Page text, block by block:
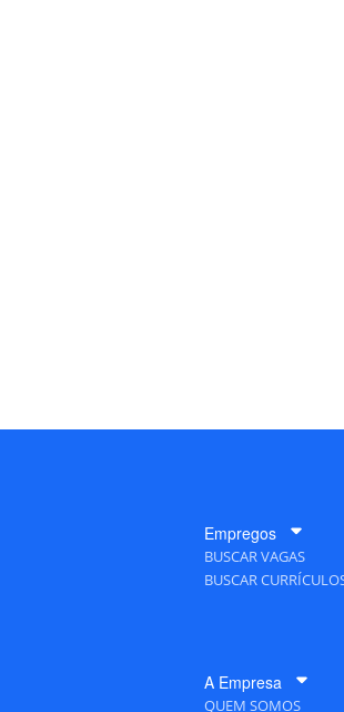
Empregos
BUSCAR VAGAS
BUSCAR
A Empresa
QUEM SOMOS